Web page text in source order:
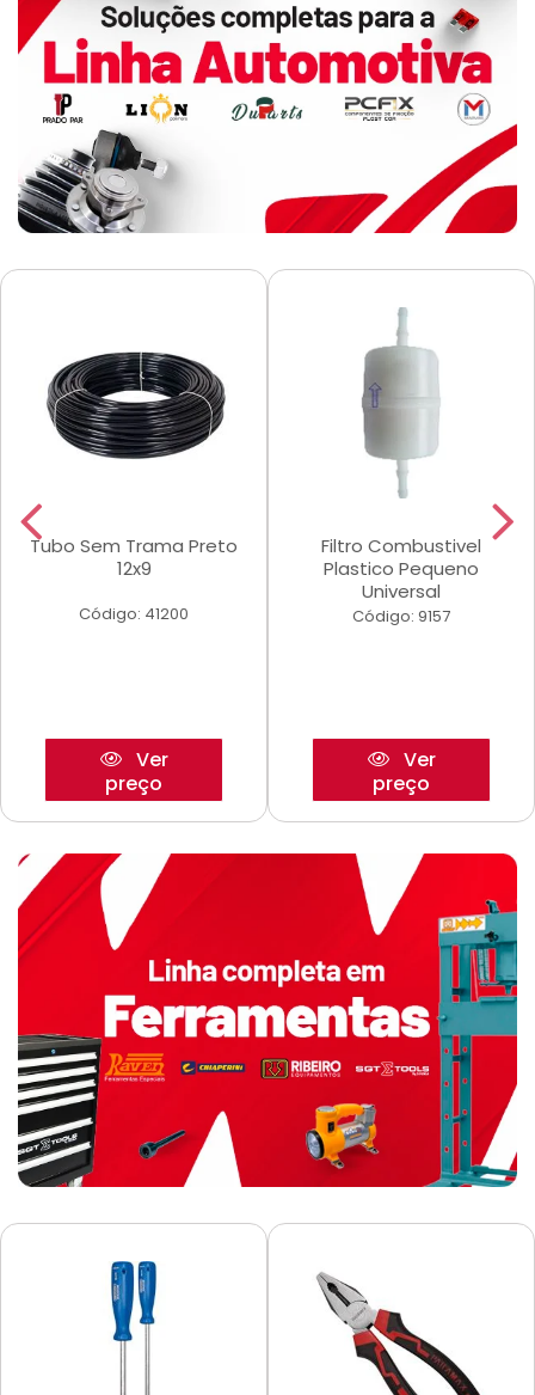
Tubo Sem Trama Preto
12x9
Código: 41200
Ver
preço
Filtro Combustivel
Plastico Pequeno
Universal
Código: 9157
Ver
preço